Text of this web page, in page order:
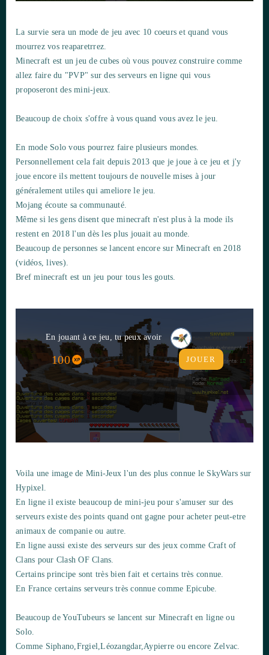
La survie sera un mode de jeu avec 10 coeurs et quand vous
mourrez vos reaparetrrez.
Minecraft est un jeu de cubes où vous pouvez construire comme
allez faire du "PVP" sur des serveurs en ligne qui vous
proposeront des mini-jeux.
Beaucoup de choix s'offre à vous quand vous avez le jeu.
En mode Solo vous pourrez faire plusieurs mondes.
Personnellement cela fait depuis 2013 que je joue à ce jeu et j'y
joue encore ils mettent toujours de nouvelle mises à jour
généralement utiles qui ameliore le jeu.
Mojang écoute sa communauté.
Même si les gens disent que minecraft n'est plus à la mode ils
restent en 2018 l'un dès les plus jouait au monde.
Beaucoup de personnes se lancent encore sur Minecraft en 2018
(vidéos, lives).
Bref minecraft est un jeu pour tous les gouts.
En jouant à ce jeu, tu peux avoir
100 JOUER
Voila une image de Mini-Jeux l'un des plus connue le SkyWars sur
Hypixel.
En ligne il existe beaucoup de mini-jeu pour s'amuser sur des
serveurs existe des points quand ont gagne pour acheter peut-etre
animaux de companie ou autre.
En ligne aussi existe des serveurs sur des jeux comme Craft of
Clans pour Clash OF Clans.
Certains principe sont très bien fait et certains très connue.
En France certains serveurs très connue comme Epicube.
Beaucoup de YouTubeurs se lancent sur Minecraft en ligne ou
Solo.
Comme Siphano,Frgiel,Léozangdar,Aypierre ou encore Zelvac.